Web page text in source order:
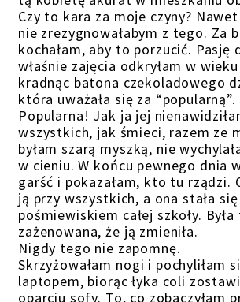
Czy to kara za moje czyny?
nie zrezygnowałabym z tego. Za
kochałam, aby to porzucić. Pasję
właśnie zajęcia odkryłam w
kradnąc batona czekoladowego
która uważała się za “popularną”.
Popularna! Jak ja jej
wszystkich, jak śmieci, razem ze
byłam szarą myszką, nie
w cieniu. W końcu pewnego dnia
garść i pokazałam, kto tu rządzi.
ją przy wszystkich, a ona stała się
pośmiewiskiem całej szkoły. Była
zażenowana, że ją zmieniła.
Nigdy tego nie zapomnę.
Skrzyżowałam nogi i pochyliłam
laptopem, biorąc łyka coli
oparciu sofy. To, co zobaczyłam